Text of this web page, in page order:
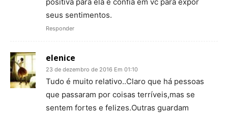
seus sentimentos.
Responder
elenice
23 de dezembro de 2016 Em 01:10
Tudo é muito relativo..Claro que há pessoas
que passaram por coisas terríveis,mas se
sentem fortes e felizes.Outras guardam